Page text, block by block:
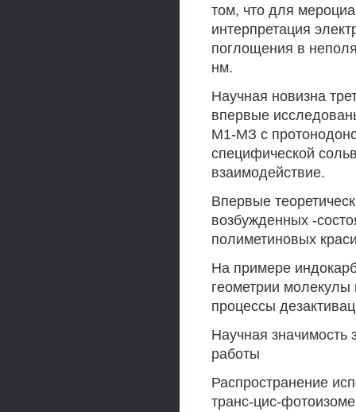
том, что для
интерпретация
поглощения в
нм.
Научная новизна
впервые
М1-МЗ с
специфической
взаимодействие.
Впервые
возбужденных -
полиметиновых
На примере
геометрии молекулы
процессы
Научная
работы
Распространение
транс-цис-